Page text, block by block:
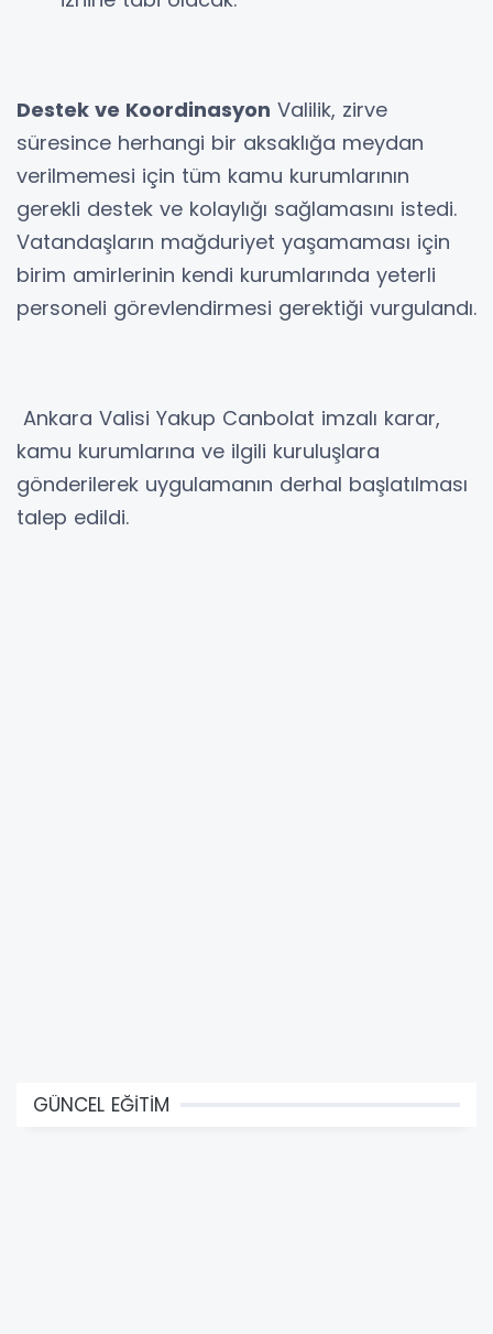
Destek ve Koordinasyon Valilik, zirve
süresince herhangi bir aksaklığa meydan
verilmemesi için tüm kamu kurumlarının
gerekli destek ve kolaylığı sağlamasını istedi.
Vatandaşların mağduriyet yaşamaması için
birim amirlerinin kendi kurumlarında yeterli
personeli görevlendirmesi gerektiği vurgulandı.
Ankara Valisi Yakup Canbolat imzalı karar,
kamu kurumlarına ve ilgili kuruluşlara
gönderilerek uygulamanın derhal başlatılması
talep edildi.
GÜNCEL EĞİTİM